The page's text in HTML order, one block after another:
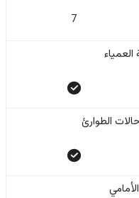
7
العمياء
الطوارئ